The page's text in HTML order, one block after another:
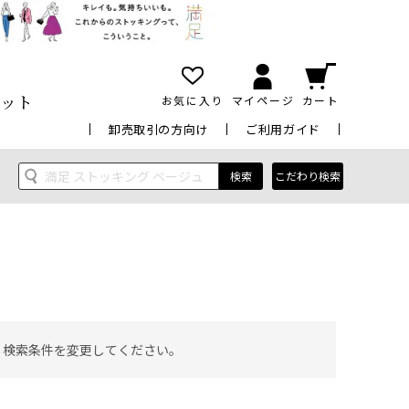
ト お気に入り マイページ カート
卸売取引の方向け ご利用ガイド
検索 こだわり検索
索条件を変更してください。